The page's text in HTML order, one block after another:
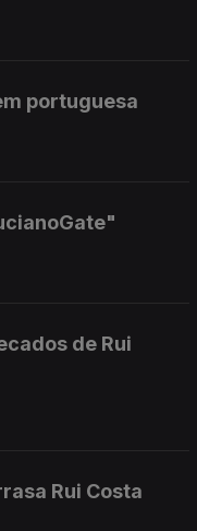
portuguesa
de Rui
Rui Costa